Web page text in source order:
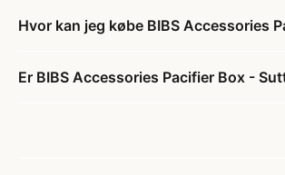
Hvor kan jeg købe BIBS Accessories
Er BIBS Accessories Pacifier Box -